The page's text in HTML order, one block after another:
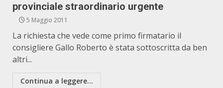
provinciale straordinario urgente
5 Maggio 2011
La richiesta che vede come primo firmatario il
consigliere Gallo Roberto è stata sottoscritta da ben
altri...
Continua a leggere...